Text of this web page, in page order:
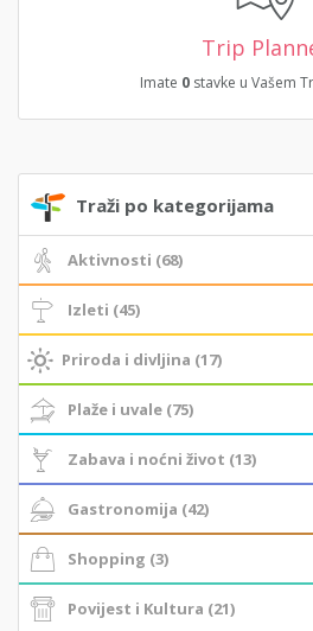
Trip
Imate 0 stavke u Vašem
Traži po kategorijama
Aktivnosti (68)
Izleti (45)
Priroda i divljina (17)
Plaže i uvale (75)
Zabava i noćni život (13)
Gastronomija (42)
Shopping (3)
Povijest i Kultura (21)